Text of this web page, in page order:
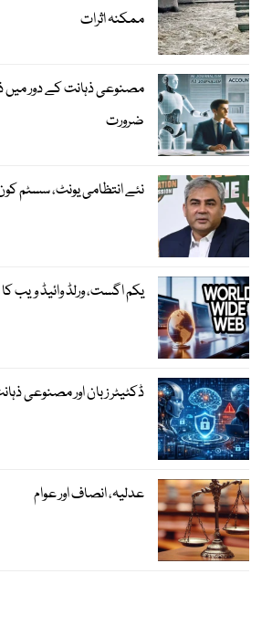
ممکنہ اثرات
مصنوعی ذہانت کے دور میں
ضرورت
نئے انتظامی یونٹ، سسٹم
یکم اگست، ورلڈ وائیڈ ویب
ڈکٹیٹر زبان اور مصنوعی
عدلیہ، انصاف اور عوام